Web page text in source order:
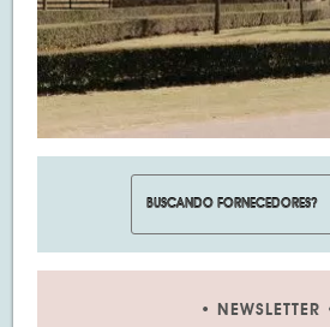
NEWSLETTER